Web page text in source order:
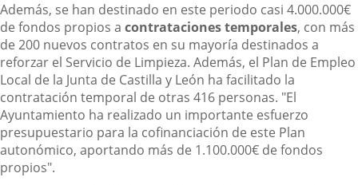
Además, se han destinado en este periodo casi 4.000.000€
de fondos propios a contrataciones temporales, con más
de 200 nuevos contratos en su mayoría destinados a
reforzar el Servicio de Limpieza. Además, el Plan de Empleo
Local de la Junta de Castilla y León ha facilitado la
contratación temporal de otras 416 personas. "El
Ayuntamiento ha realizado un importante esfuerzo
presupuestario para la cofinanciación de este Plan
autonómico, aportando más de 1.100.000€ de fondos
propios".